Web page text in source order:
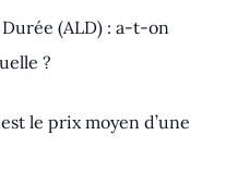
(ALD) : a-t-on
?
le prix moyen d’une